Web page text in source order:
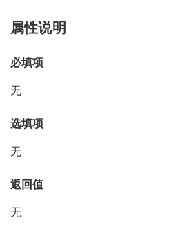
属性说明
必填项
无
选填项
无
返回值
无